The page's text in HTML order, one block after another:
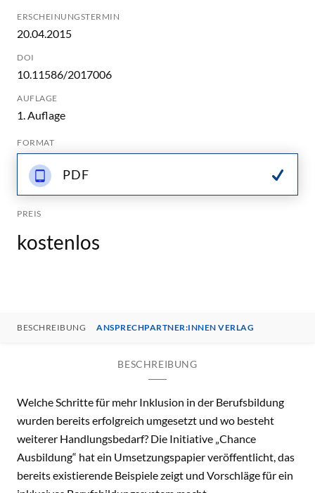
ERSCHEINUNGSTERMIN
20.04.2015
DOI
10.11586/2017006
AUFLAGE
1. Auflage
FORMAT
PDF
PREIS
kostenlos
BESCHREIBUNG ANSPRECHPARTNER:INNEN VERLAG
BESCHREIBUNG
Welche Schritte für mehr Inklusion in der Berufsbildung
wurden bereits erfolgreich umgesetzt und wo besteht
weiterer Handlungsbedarf? Die Initiative „Chance
Ausbildung“ hat ein Umsetzungspapier veröffentlicht, das
bereits existierende Beispiele zeigt und Vorschläge für ein